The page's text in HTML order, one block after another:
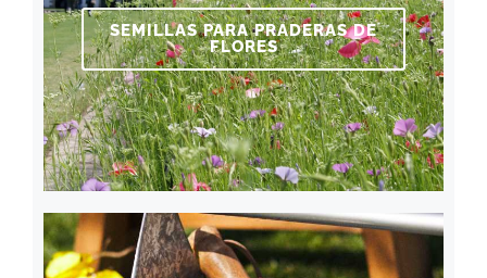
SEMILLAS PARA PRADERAS DE
FLORES